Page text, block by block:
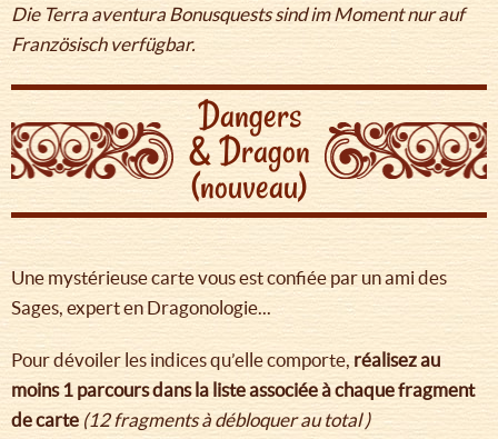
Die Terra aventura Bonusquests sind im Moment nur auf
Französisch verfügbar.
Dangers
& Dragon
(nouveau)
Une mystérieuse carte vous est confiée par un ami des
Sages, expert en Dragonologie...
Pour dévoiler les indices qu’elle comporte, réalisez au
moins 1 parcours dans la liste associée à chaque fragment
de carte (12 fragments à débloquer au total )